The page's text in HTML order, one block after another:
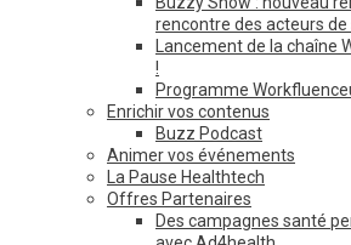
rencontre des acteurs de
Lancement de la chaîne
!
Programme
Enrichir vos contenus
Buzz Podcast
Animer vos événements
La Pause Healthtech
Offres Partenaires
Des campagnes santé